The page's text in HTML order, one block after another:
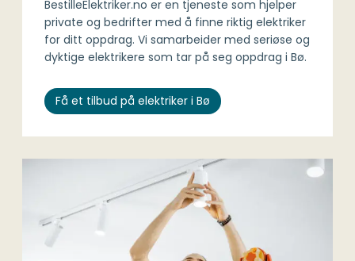
BestilleElektriker.no er en tjeneste som hjelper
private og bedrifter med å finne riktig elektriker
for ditt oppdrag. Vi samarbeider med seriøse og
dyktige elektrikere som tar på seg oppdrag i Bø.
Få et tilbud på elektriker i Bø